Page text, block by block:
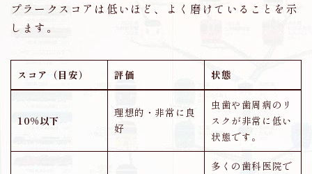
プラークスコアは低いほど、よく磨けていることを示
します。
スコア（目安） 評価 状態
10%以下
理想的・非常に良
好
虫歯や歯周病のリ
スクが非常に低い
状態です。
多くの歯科医院で